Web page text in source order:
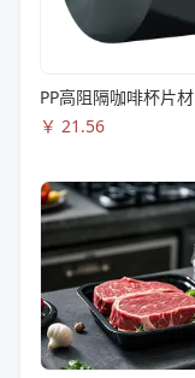
PP高阻隔咖啡杯片材
￥ 21.56